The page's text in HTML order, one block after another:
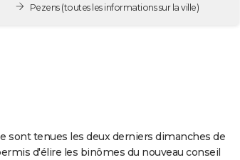
Pezens(toutes les informations sur la ville)
sont tenues les deux derniers dimanches de
d'élire les binômes du nouveau conseil